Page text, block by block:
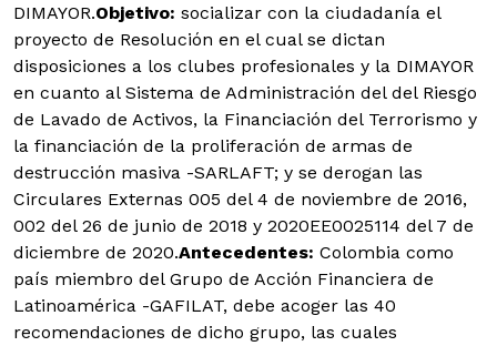
DIMAYOR.Objetivo: socializar con la ciudadanía el
proyecto de Resolución en el cual se dictan
disposiciones a los clubes profesionales y la DIMAYOR
en cuanto al Sistema de Administración del del Riesgo
de Lavado de Activos, la Financiación del Terrorismo y
la financiación de la proliferación de armas de
destrucción masiva -SARLAFT; y se derogan las
Circulares Externas 005 del 4 de noviembre de 2016,
002 del 26 de junio de 2018 y 2020EE0025114 del 7 de
diciembre de 2020.Antecedentes: Colombia como
país miembro del Grupo de Acción Financiera de
Latinoamérica -GAFILAT, debe acoger las 40
recomendaciones de dicho grupo, las cuales